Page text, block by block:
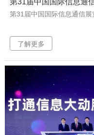
第31届中国国际信息通
第31届中国国际信息通信展
了解更多